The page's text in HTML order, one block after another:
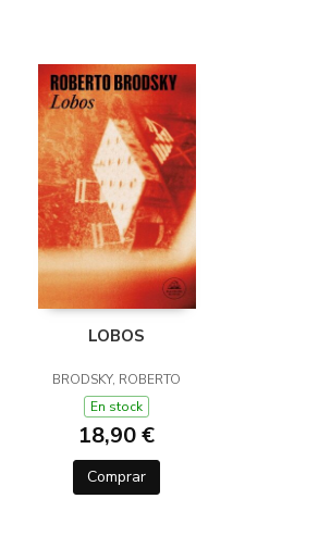
LOBOS
BRODSKY, ROBERTO
En stock
18,90 €
Comprar